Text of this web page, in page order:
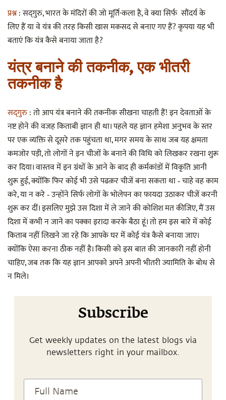
प्रश्न: सद्‌गुरु, भारत के मंदिरों की जो मूर्ति-कला है, वे क्या सिर्फ सौंदर्य के
लिए हैं या वे यंत्र की तरह किसी खास मकसद से बनाए गए हैं? कृपया यह भी
बताएं कि यंत्र कैसे बनाया जाता है?
यंत्र बनाने की तकनीक, एक भीतरी
तकनीक है
सद्‌गुरु: तो आप यंत्र बनाने की तकनीक सीखना चाहती हैं! इन देवताओं के
नष्ट होने की वजह किताबी ज्ञान ही था। पहले यह ज्ञान हमेशा अनुभव के स्तर
पर एक व्यक्ति से दूसरे तक पहुंचता था, मगर समय के साथ जब यह क्षमता
कमजोर पड़ी, तो लोगों ने इन चीजों के बनाने की विधि को लिखकर रखना शुरू
कर दिया। वास्तव में इन ग्रंथों के आने के बाद ही कर्मकांडों में विकृति आनी
शुरू हुई, क्योंकि फिर कोई भी उसे पढक़र चीजें बना सकता था ‐ चाहे वह काम
करे, या न करे ‐ उन्होंने सिर्फ लोगों के भोलेपन का फायदा उठाकर चीजें करनी
शुरू कर दीं। इसलिए मुझे उस दिशा में ले जाने की कोशिश मत कीजिए, मैं उस
दिशा में कभी न जाने का पक्का इरादा करके बैठा हूं। तो हम इस बारे में कोई
किताब नहीं लिखने जा रहे कि आपके घर में कोई यंत्र कैसे बनाया जाए।
क्योंकि ऐसा करना ठीक नहीं है। किसी को इस बात की जानकारी नहीं होनी
चाहिए, जब तक कि यह ज्ञान आपको अपने अपनी भीतरी ज्यामिति के बोध से
न मिले।
Subscribe
Get weekly updates on the latest blogs via
newsletters right in your mailbox.